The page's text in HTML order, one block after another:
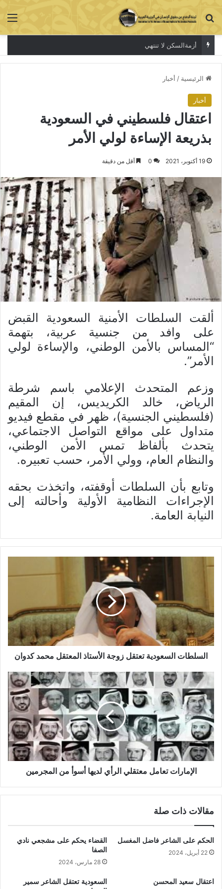
بحث عن
أزمةالسكن لا تنتهي
الرئيسية / أخبار
أخبار
اعتقال فلسطيني في السعودية
بذريعة الإساءة لولي الأمر
19 أكتوبر، 2021 0 أقل من دقيقة
ألقت السلطات الأمنية السعودية القبض
على وافد من جنسية عربية، بتهمة
“المساس بالأمن الوطني، والإساءة لولي
الأمر”.
وزعم المتحدث الإعلامي باسم شرطة
الرياض، خالد الكريديس، إن المقيم
(فلسطيني الجنسية)، ظهر في مقطع فيديو
متداول على مواقع التواصل الاجتماعي،
يتحدث بألفاظ تمس الأمن الوطني،
والنظام العام، وولي الأمر، حسب تعبيره.
وتابع بأن السلطات أوقفته، واتخذت بحقه
الإجراءات النظامية الأولية وأحالته إلى
النيابة العامة.
السلطات السعودية تعتقل زوجة الأستاذ المعتقل محمد كدوان
الإمارات تعامل معتقلي الرأي لديها أسوأ من المجرمين
مقالات ذات صلة
الحكم على الشاعر فاضل المغسل
22 أبريل، 2024
القضاء يحكم على مشجعي نادي
الصفا
28 مارس، 2024
اعتقال سعيد المحسن
السعودية تعتقل الشاعر سمير